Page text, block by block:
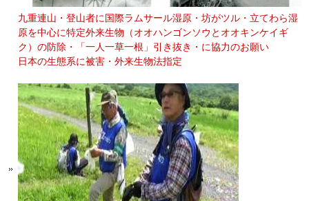
九重連山・登山者に国際ラムサール湿原・坊がツル・立てわら湿
原を中心に特定外来生物（オオハンゴンソウとオオキンケイギ
ク）の防除・「一人一草一根」引き抜き・に協力のお願い
日本の生態系に被害・外来生物法指定